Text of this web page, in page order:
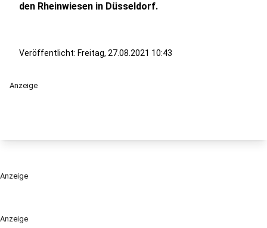
Anzeige
den Rheinwiesen in Düsseldorf.
Veröffentlicht: Freitag, 27.08.2021 10:43
Anzeige
Anzeige